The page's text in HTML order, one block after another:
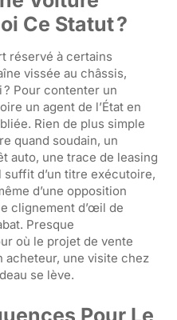
Ce Statut ?
réservé à certains
vissée au châssis,
Pour contenter un
un agent de l’État en
Rien de plus simple
quand soudain, un
auto, une trace de leasing
d’un titre exécutoire,
d’une opposition
clignement d’œil de
Presque
où le projet de vente
acheteur, une visite chez
se lève.
Pour Le